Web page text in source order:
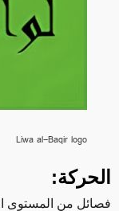
Liwa al-Baqir logo
الحركة:
فصائل من المستوى